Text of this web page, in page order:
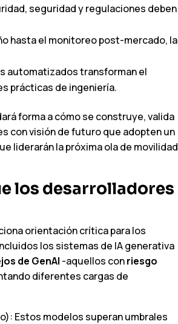
seguridad y regulaciones deben
hasta el monitoreo post-mercado, la
automatizados transforman el
prácticas de ingeniería.
forma a cómo se construye, valida
con visión de futuro que adopten un
liderarán la próxima ola de movilidad
los desarrolladores
orientación crítica para los
los sistemas de IA generativa
de GenAI -aquellos conriesgo
diferentes cargas de
Estos modelos superan umbrales